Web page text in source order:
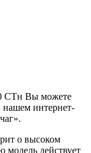
СТн Вы можете
нашем интернет-
о высоком
модель действует